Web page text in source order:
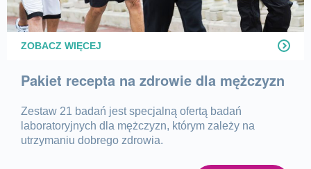
ZOBACZ WIĘCEJ
Pakiet recepta na zdrowie dla mężczyzn
Zestaw 21 badań jest specjalną ofertą badań
laboratoryjnych dla mężczyzn, którym zależy na
utrzymaniu dobrego zdrowia.